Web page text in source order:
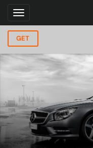
GET